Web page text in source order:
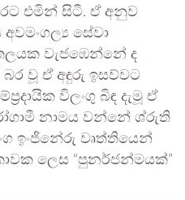
එමින් සිටී. ඒ අනුව
සේවා
වැජඹෙන්නේ ද
වූ ඒ අඳුරු ඉසව්වට
විලංගු බිඳ දැමූ ඒ
නාමය වන්නේ ශ්රුති
ඉංජිනේරු වෘත්තියෙන්
ලෙස “පුනර්ජන්මයක්”